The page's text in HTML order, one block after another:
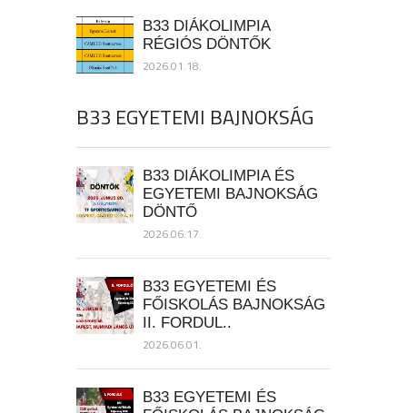
B33 DIÁKOLIMPIA
RÉGIÓS DÖNTŐK
2026.01.18.
B33 EGYETEMI BAJNOKSÁG
B33 DIÁKOLIMPIA ÉS
EGYETEMI BAJNOKSÁG
DÖNTŐ
2026.06.17.
B33 EGYETEMI ÉS
FŐISKOLÁS BAJNOKSÁG
II. FORDUL..
2026.06.01.
B33 EGYETEMI ÉS